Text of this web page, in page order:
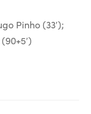
Pinho (33′);